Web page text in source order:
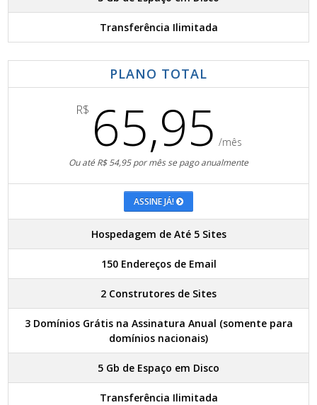
Transferência Ilimitada
PLANO TOTAL
R$ 65,95 /mês
Ou até R$ 54,95 por mês se pago anualmente
ASSINE JÁ!
Hospedagem de Até 5 Sites
150 Endereços de Email
2 Construtores de Sites
3 Domínios Grátis na Assinatura Anual (somente para
domínios nacionais)
5 Gb de Espaço em Disco
Transferência Ilimitada